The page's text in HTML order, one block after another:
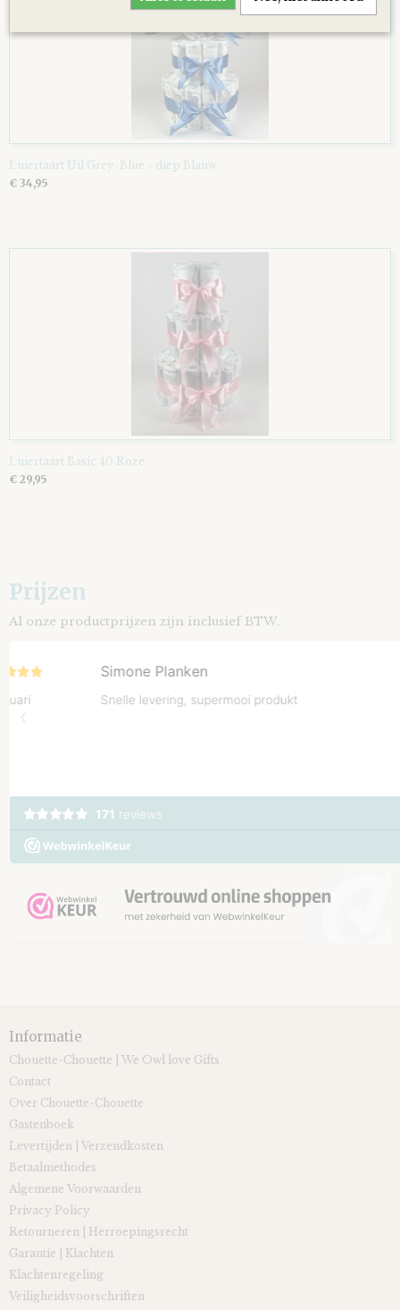
Luiertaart Uil Grey-Blue - diep Blauw
€ 34,95
Luiertaart Basic 40 Roze
€ 29,95
Prijzen
Al onze productprijzen zijn inclusief BTW.
Informatie
Chouette-Chouette | We Owl love Gifts
Contact
Over Chouette-Chouette
Gastenboek
Levertijden | Verzendkosten
Betaalmethodes
Algemene Voorwaarden
Privacy Policy
Retourneren | Herroepingsrecht
Garantie | Klachten
Klachtenregeling
Veiligheidsvoorschriften